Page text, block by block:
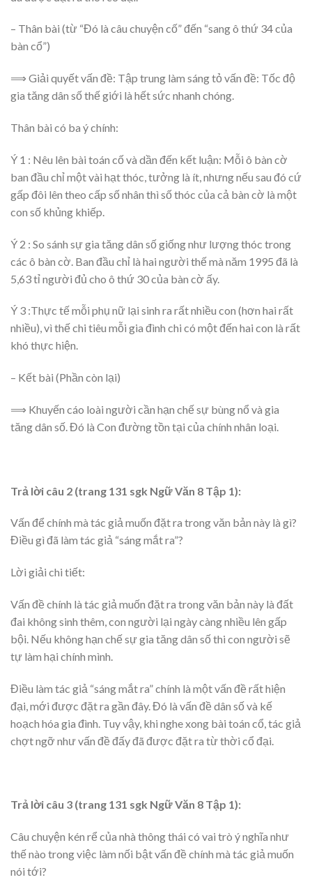
– Thân bài (từ “Đó là câu chuyện cố” đến “sang ô thứ 34 của
bàn cổ”)
⟹ Giải quyết vấn đề: Tập trung làm sáng tỏ vấn đề: Tốc độ
gia tăng dân số thế giới là hết sức nhanh chóng.
Thân bài có ba ý chính:
Ý 1 : Nêu lên bài toán cố và dần đến kết luận: Mỗi ô bàn cờ
ban đầu chỉ một vài hạt thóc, tưởng là ít, nhưng nếu sau đó cứ
gấp đôi lên theo cấp số nhân thì số thóc của cả bàn cờ là một
con số khủng khiếp.
Ý 2 : So sánh sự gia tăng dân số giống như lượng thóc trong
các ô bàn cờ. Ban đầu chỉ là hai người thế mà năm 1995 đã là
5,63 tỉ người đủ cho ô thứ 30 của bàn cờ ấy.
Ý 3 :Thực tế mỗi phụ nữ lại sinh ra rất nhiều con (hơn hai rất
nhiều), vì thế chi tiêu mỗi gia đình chi có một đến hai con là rất
khó thực hiện.
– Kết bài (Phần còn lại)
⟹ Khuyến cáo loài người cần hạn chế sự bùng nổ và gia
tăng dân số. Đó là Con đường tồn tại của chính nhân loại.
Trả lời câu 2 (trang 131 sgk Ngữ Văn 8 Tập 1):
Vấn để chính mà tác giả muốn đặt ra trong văn bản này là gì?
Điều gì đã làm tác giả “sáng mắt ra”?
Lời giải chi tiết:
Vấn đề chính là tác giả muốn đặt ra trong văn bản này là đất
đai không sinh thêm, con người lại ngày càng nhiều lên gấp
bội. Nếu không hạn chế sự gia tăng dân số thi con người sẽ
tự làm hại chính mình.
Điều làm tác giả “sáng mắt ra” chính là một vấn đề rất hiện
đại, mới được đặt ra gần đây. Đó là vấn đề dân số và kế
hoạch hóa gia đình. Tuy vậy, khi nghe xong bài toán cổ, tác giả
chợt ngỡ như vấn đề đấy đã được đặt ra từ thời cổ đại.
Trả lời câu 3 (trang 131 sgk Ngữ Văn 8 Tập 1):
Câu chuyện kén rể của nhà thông thái có vai trò ý nghĩa như
thế nào trong việc làm nối bật vấn đề chính mà tác giả muốn
nói tới?